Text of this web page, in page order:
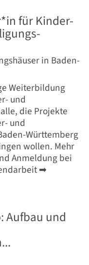
für Kinder-
in Baden-
Weiterbildung
und
die Projekte
und
Württemberg
wollen. Mehr
Anmeldung bei
➡
Aufbau und